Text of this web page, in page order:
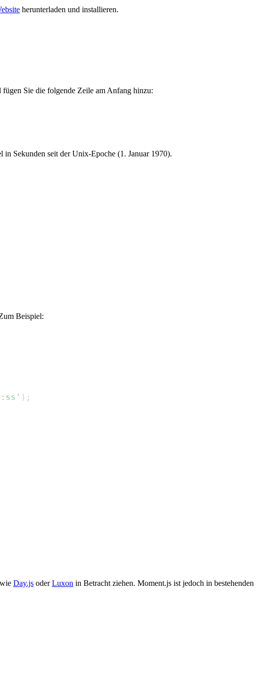
herunterladen und installieren.
fügen Sie die folgende Zeile am Anfang hinzu:
Sekunden seit der Unix-Epoche (1. Januar 1970).
Beispiel:
) ;
Day.js oderLuxon in Betracht ziehen. Moment.js ist jedoch in bestehenden